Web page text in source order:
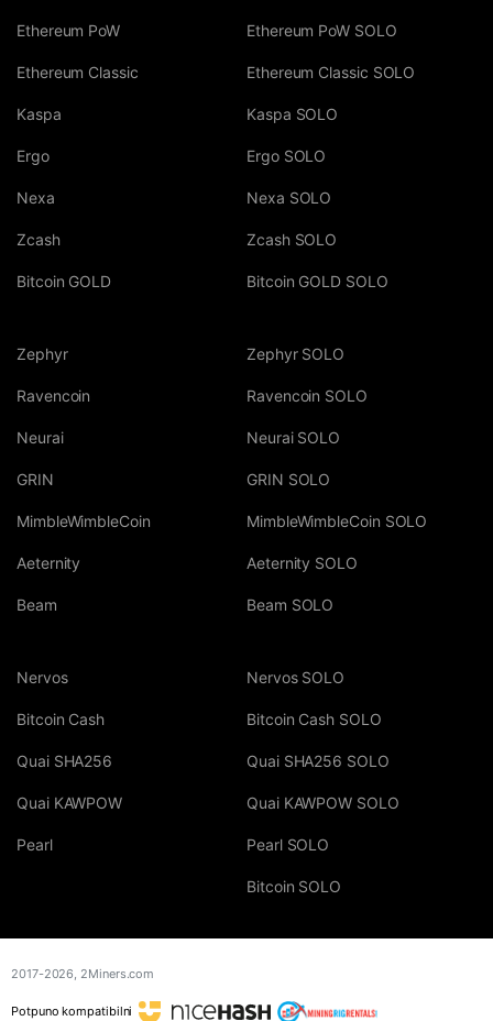
Ethereum PoW
Ethereum Classic
Kaspa
Ergo
Nexa
Zcash
Bitcoin GOLD
Ethereum PoW SOLO
Ethereum Classic SOLO
Kaspa SOLO
Ergo SOLO
Nexa SOLO
Zcash SOLO
Bitcoin GOLD SOLO
Zephyr
Ravencoin
Neurai
GRIN
MimbleWimbleCoin
Aeternity
Beam
Zephyr SOLO
Ravencoin SOLO
Neurai SOLO
GRIN SOLO
MimbleWimbleCoin SOLO
Aeternity SOLO
Beam SOLO
Nervos
Bitcoin Cash
Quai SHA256
Quai KAWPOW
Pearl
Nervos SOLO
Bitcoin Cash SOLO
Quai SHA256 SOLO
Quai KAWPOW SOLO
Pearl SOLO
Bitcoin SOLO
2017-2026, 2Miners.com
Potpuno kompatibilni